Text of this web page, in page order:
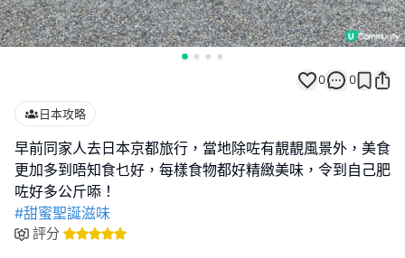
0 0
日本攻略
早前同家人去日本京都旅行，當地除咗有靚靚風景外，美食
更加多到唔知食乜好，每樣食物都好精緻美味，令到自己肥
#甜蜜聖誕滋味
評分